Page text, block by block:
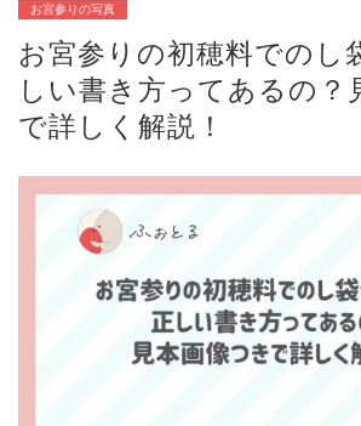
お宮参りの写真
お宮参りの初穂料でのし
しい書き方ってあるの？
で詳しく解説！